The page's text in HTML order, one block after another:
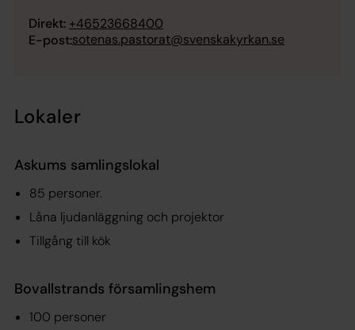
Direkt: +46523668400
E-post:sotenas.pastorat@svenskakyrkan.se
Lokaler
Askums samlingslokal
85 personer.
Låna ljudanläggning och projektor
Tillgång till kök
Bovallstrands församlingshem
100 personer